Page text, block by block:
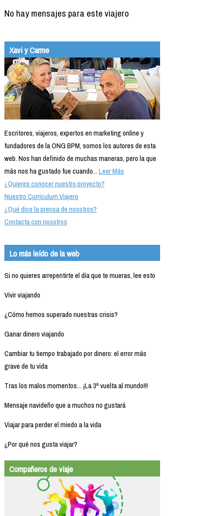
No hay mensajes para este viajero
Xavi y Carme
Escritores, viajeros, expertos en marketing online y
fundadores de la ONG BPM, somos los autores de esta
web. Nos han definido de muchas maneras, pero la que
más nos ha gustado fue cuando...Leer Más
¿Quieres conocer nuestro proyecto?
Nuestro Currículum Viajero
¿Qué dice la prensa de nosotros?
Contacta con nosotros
Lo más leído de la web
Si no quieres arrepentirte el día que te mueras, lee esto
Vivir viajando
¿Cómo hemos superado nuestras crisis?
Ganar dinero viajando
Cambiar tu tiempo trabajado por dinero: el error más
grave de tu vida
Tras los malos momentos... ¡La 3ª vuelta al mundo!!!
Mensaje navideño que a muchos no gustará
Viajar para perder el miedo a la vida
¿Por qué nos gusta viajar?
Compañeros de viaje